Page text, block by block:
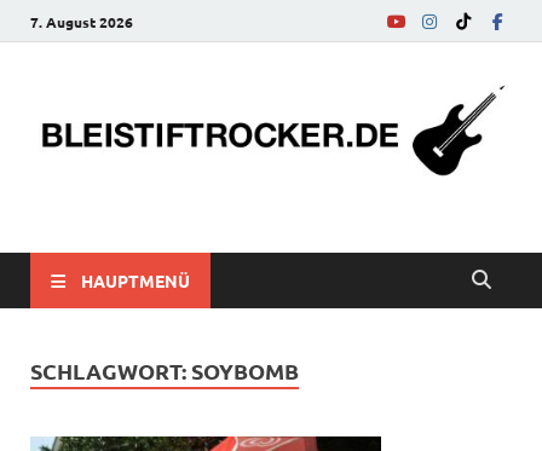
7. August 2026
bleistiftrocker.de
HAUPTMENÜ
SCHLAGWORT: SOYBOMB